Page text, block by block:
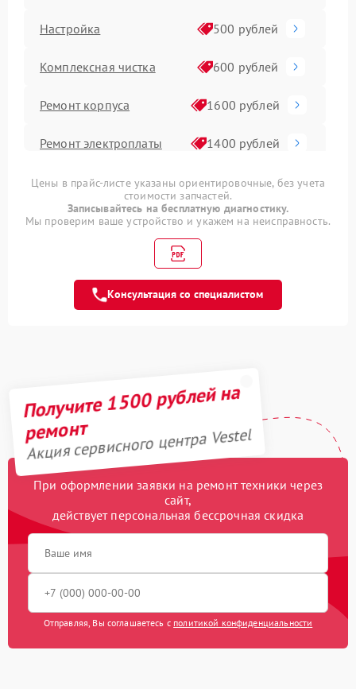
Настройка 500 рублей
Комплексная чистка 600 рублей
Ремонт корпуса 1600 рублей
Ремонт электроплаты 1400 рублей
Прошивка 1500 рублей
Замена дисплея (экрана) 2000 рублей
Устранение ошибок 2100 рублей
Цены в прайс-листе указаны ориентировочные, без учета
стоимости запчастей.
Записывайтесь на бесплатную диагностику.
Мы проверим ваше устройство и укажем на неисправность.
Консультация со специалистом
Получите 1500 рублей на
ремонт
Акция сервисного центра Vestel
При оформлении заявки на ремонт техники через
сайт,
действует персональная бессрочная скидка
Отправляя, Вы соглашаетесь с политикой конфиденциальности